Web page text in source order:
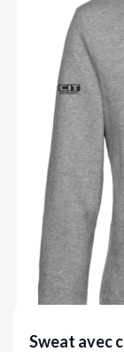
Sweat avec